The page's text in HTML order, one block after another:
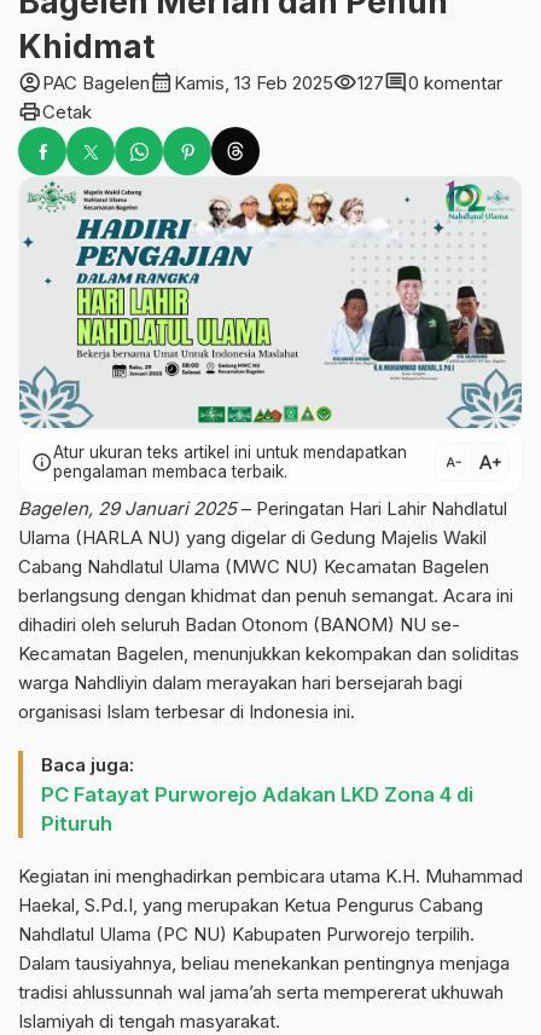
Khidmat
account_circlePAC Bagelencalendar_month Kamis, 13 Feb 2025visibility127comment0 komentar
printCetak
infoAtur ukuran teks artikel ini untuk mendapatkan
pengalaman membaca terbaik.
text_decrease text_increase
Bagelen, 29 Januari 2025– Peringatan Hari Lahir Nahdlatul
Ulama (HARLA NU) yang digelar di Gedung Majelis Wakil
Cabang Nahdlatul Ulama (MWC NU) Kecamatan Bagelen
berlangsung dengan khidmat dan penuh semangat. Acara ini
dihadiri oleh seluruh Badan Otonom (BANOM) NU se-
Kecamatan Bagelen, menunjukkan kekompakan dan soliditas
warga Nahdliyin dalam merayakan hari bersejarah bagi
organisasi Islam terbesar di Indonesia ini.
Baca juga:
PC Fatayat Purworejo Adakan LKD Zona 4 di
Pituruh
Kegiatan ini menghadirkan pembicara utama K.H. Muhammad
Haekal, S.Pd.I, yang merupakan Ketua Pengurus Cabang
Nahdlatul Ulama (PC NU) Kabupaten Purworejo terpilih.
Dalam tausiyahnya, beliau menekankan pentingnya menjaga
tradisi ahlussunnah wal jama’ah serta mempererat ukhuwah
Islamiyah di tengah masyarakat.